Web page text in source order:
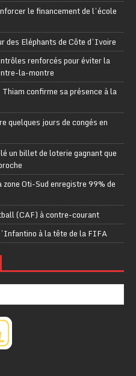
le financement de l’école
des Eléphants de Côte d’Ivoire
renforcés pour éviter la
la-montre
confirme sa présence à la
quelques jours de congés en
un billet de loterie gagnant que
Oti-Sud enregistre 99% de
(CAF) à contre-courant
à la tête de la FIFA